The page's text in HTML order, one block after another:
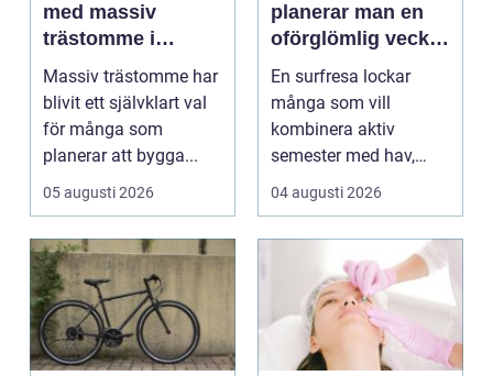
med massiv
trästomme i
moderna villor
Massiv trästomme har
blivit ett självklart val
för många som
planerar att bygga...
05 augusti 2026
planerar man en
oförglömlig vecka
i vågorna
En surfresa lockar
många som vill
kombinera aktiv
semester med hav,
natur och gemenskap.
04 augusti 2026